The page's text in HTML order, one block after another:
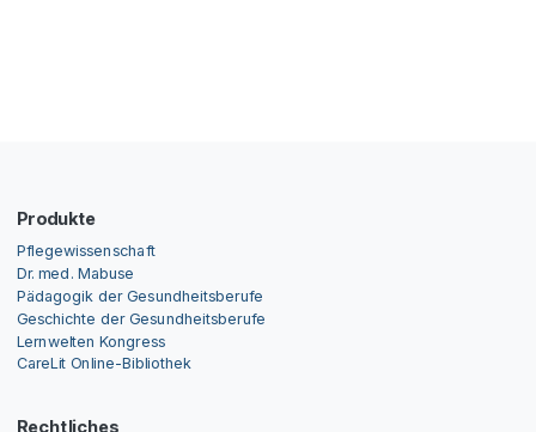
Produkte
Pflegewissenschaft
Dr. med. Mabuse
Pädagogik der Gesundheitsberufe
Geschichte der Gesundheitsberufe
Lernwelten Kongress
CareLit Online-Bibliothek
Rechtliches